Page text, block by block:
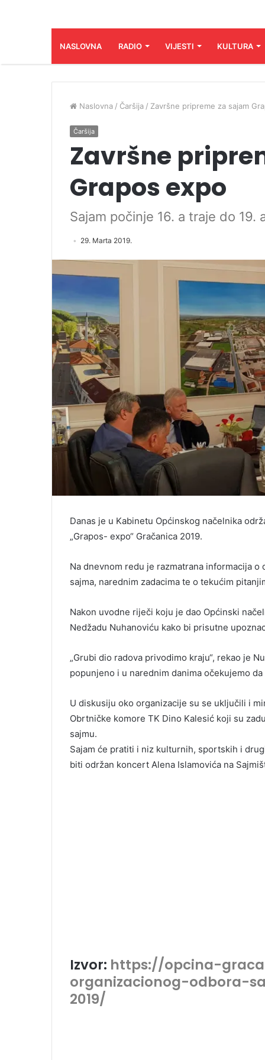
NASLOVNA RADIO VIJESTI KULTURA
Naslovna / Čaršija / Završne pripreme za sajam
Čaršija
Završne
Grapos expo
Sajam počinje 16. a traje do 19.
29. Marta 2019.
Danas je u Kabinetu Općinskog načelnika
„Grapos- expo“ Gračanica 2019.
Na dnevnom redu je razmatrana informacija
sajma, narednim zadacima te o tekućim
Nakon uvodne riječi koju je dao Općinski
Nedžadu Nuhanoviću kako bi prisutne
„Grubi dio radova privodimo kraju“, rekao je
popunjeno i u narednim danima očekujemo
U diskusiju oko organizacije su se uključili i
Obrtničke komore TK Dino Kalesić koji su
sajmu.
Sajam će pratiti i niz kulturnih, sportskih i
biti održan koncert Alena Islamovića na
Izvor: https://opcina-
organizacionog-odbora-
2019/